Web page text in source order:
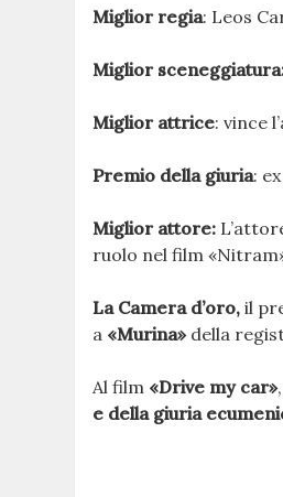
Miglior regia: Leos
Miglior
Miglior attrice: vince
Premio della giuria:
Miglior attore:
ruolo nel film
La Camera d’oro, il
a «Murina» della
Al film «Drive my car»
e della giuria